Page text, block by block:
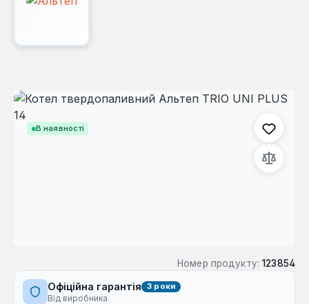
В наявності
Пропустити галерею зображень
Номер продукту: 123854
Офіційна гарантія 3 роки
Від виробника